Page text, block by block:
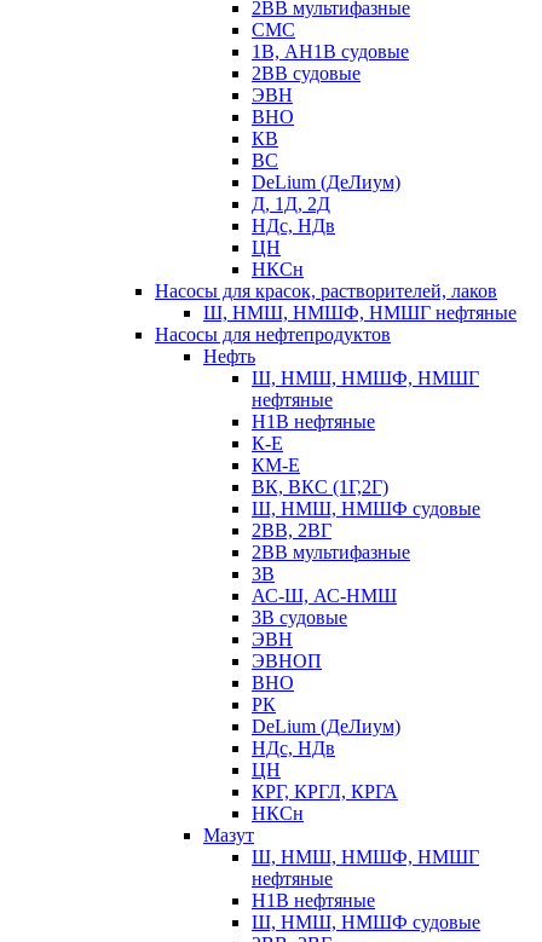
2ВВ мультифазные
СМС
1В, АН1В судовые
2ВВ судовые
ЭВН
ВНО
КВ
ВС
DeLium (ДеЛиум)
Д, 1Д, 2Д
НДс, НДв
ЦН
НКСн
Насосы для красок, растворителей, лаков
Ш, НМШ, НМШФ, НМШГ нефтяные
Насосы для нефтепродуктов
Нефть
Ш, НМШ, НМШФ, НМШГ
нефтяные
Н1В нефтяные
К-Е
КМ-Е
ВК, ВКС (1Г,2Г)
Ш, НМШ, НМШФ судовые
2ВВ, 2ВГ
2ВВ мультифазные
3В
АС-Ш, АС-НМШ
3В судовые
ЭВН
ЭВНОП
ВНО
РК
DeLium (ДеЛиум)
НДс, НДв
ЦН
КРГ, КРГЛ, КРГА
НКСн
Мазут
Ш, НМШ, НМШФ, НМШГ
нефтяные
Н1В нефтяные
Ш, НМШ, НМШФ судовые